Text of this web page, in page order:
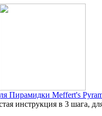
Пирамидки Meffert's
инструкция в 3 шага,